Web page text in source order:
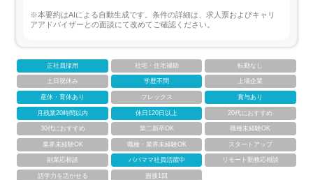
※本要約はAIによる自動生成です。条件の詳細は、求人票およびキャリ
アアドバイザーとの面談にて改めてご確認ください。
正社員採用 社宅・住宅補助 転勤なし
土日祝休み 学歴不問 上場企業
産休・育休あり フレックス 賞与あり
月残業20時間以内 休日120日以上 20代におすすめ
30代におすすめ 第二新卒OK 職種未経験OK
業界未経験OK 職種・業界未経験OK スタートアップ
副業応相談 パパママ社員活躍中 リモート勤務応相談
語学力を活かせる 面接1回